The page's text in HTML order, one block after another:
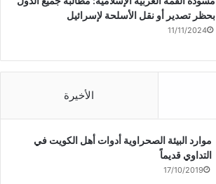
بحظر تصدير أو نقل الأسلحة لإسرائيل
11/11/2024
الأخيرة
موارد البيئة الصحراوية أدوات أهل الكويت في
التداوي قديماً
17/10/2019